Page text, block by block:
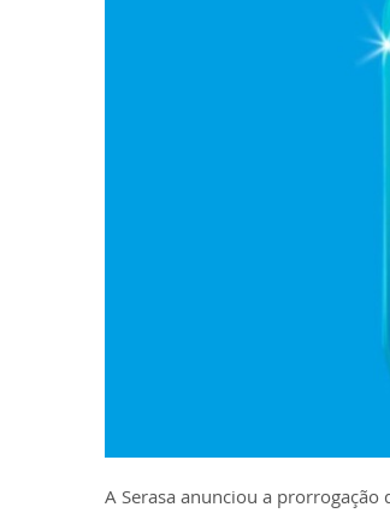
A Serasa anunciou a